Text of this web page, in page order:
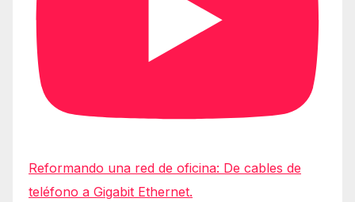
Reformando una red de oficina: De cables de
teléfono a Gigabit Ethernet.